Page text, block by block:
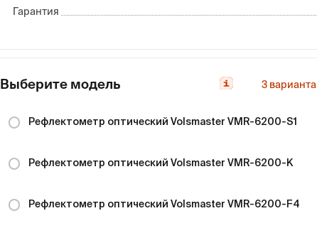
Гарантия
Выберите модель 3 варианта
Рефлектометр оптический Volsmaster VMR-6200-S1
Рефлектометр оптический Volsmaster VMR-6200-K
Рефлектометр оптический Volsmaster VMR-6200-F4